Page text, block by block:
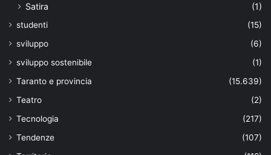
Satira (1)
studenti
(15)
sviluppo
(6)
sviluppo sostenibile
(1)
Taranto e provincia
(15.639)
Teatro
(2)
Tecnologia
(217)
Tendenze
(107)